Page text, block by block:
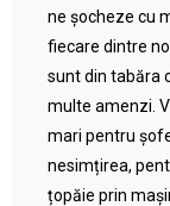
ne șocheze cu
fiecare dintre
sunt din tabăra
multe amenzi.
mari pentru
nesimțirea,
țopăie prin